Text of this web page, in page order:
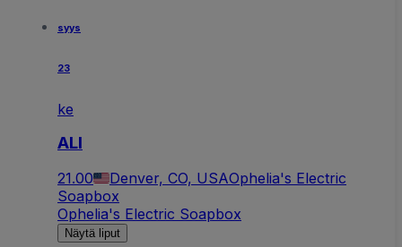
syys
23
ke
ALI
21.00 Denver, CO, USAOphelia's Electric
Soapbox
Ophelia's Electric Soapbox
Näytä liput